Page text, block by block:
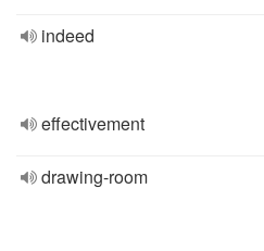
indeed
effectivement
drawing-room